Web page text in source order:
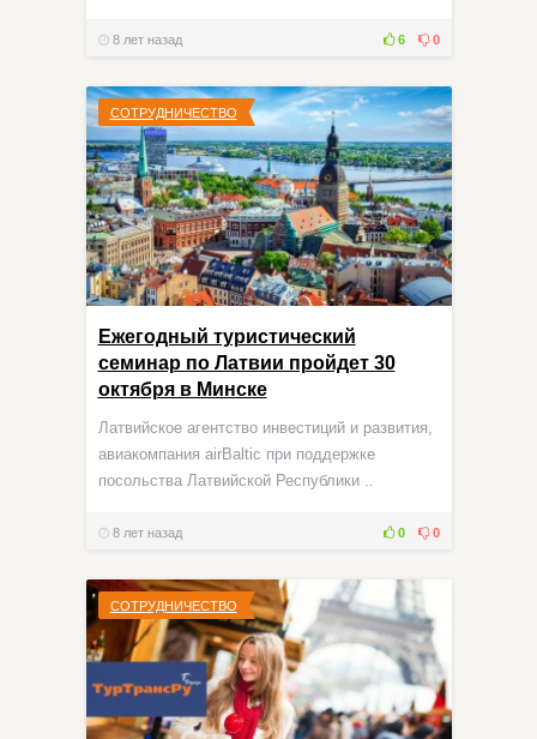
8 лет назад 6 0
СОТРУДНИЧЕСТВО
Ежегодный туристический
семинар по Латвии пройдет 30
октября в Минске
Латвийское агентство инвестиций и развития,
авиакомпания airBaltic при поддержке
посольства Латвийской Республики ..
8 лет назад 0 0
СОТРУДНИЧЕСТВО